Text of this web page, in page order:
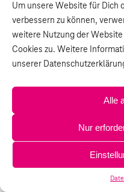
Um unsere Website für Dich
verbessern zu können,
weitere Nutzung der
Cookies zu. Weitere
unserer
Alle
Nur